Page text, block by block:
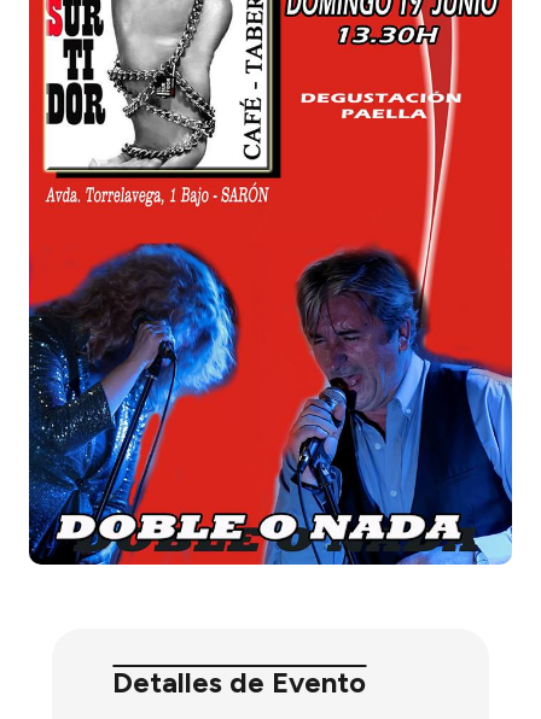
Detalles de Evento